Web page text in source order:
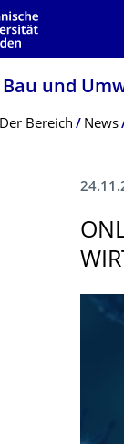
und
Menü
Der Bereich News